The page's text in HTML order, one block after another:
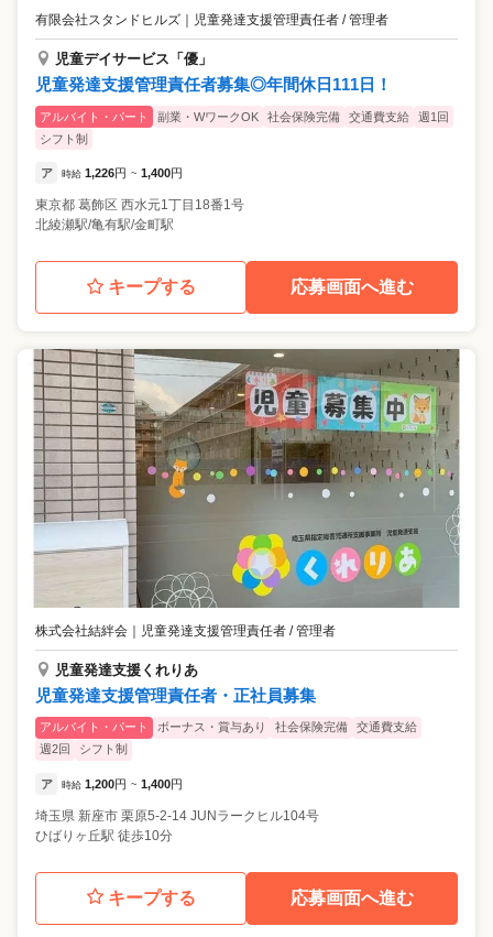
有限会社スタンドヒルズ 児童発達支援管理責任者 / 管理者
児童デイサービス「優」
児童発達支援管理責任者募集◎年間休日111日！
アルバイト・パート 副業・WワークOK 社会保険完備 交通費支給
週1回
シフト制
ア 時給 1,226円 ~ 1,400円
東京都 葛飾区 西水元1丁目18番1号
北綾瀬駅/亀有駅/金町駅
キープする 応募画面へ進む
株式会社結絆会 ｜ 児童発達支援管理責任者 / 管理者
児童発達支援くれりあ
児童発達支援管理責任者・正社員募集
アルバイト・パート ボーナス・賞与あり 社会保険完備
交通費支給
週2回
シフト制
ア 時給 1,200円 ~ 1,400円
埼玉県 新座市 栗原5-2-14 JUNラークヒル104号
ひばりヶ丘駅 徒歩10分
キープする 応募画面へ進む